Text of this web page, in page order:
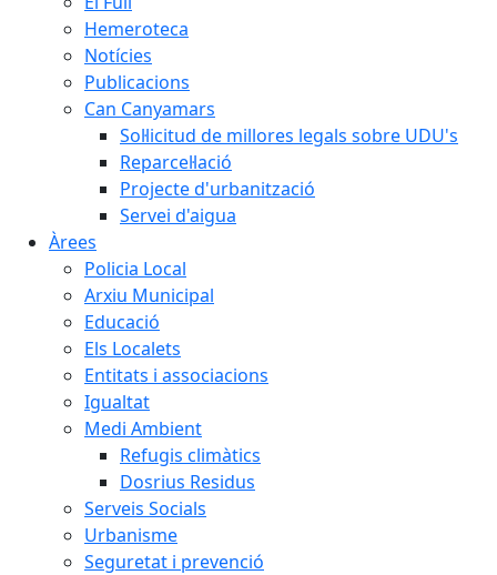
Hemeroteca
Notícies
Publicacions
Can Canyamars
Sol·licitud de millores legals sobre UDU's
Reparcel·lació
Projecte d'urbanització
Servei d'aigua
Àrees
Policia Local
Arxiu Municipal
Educació
Els Localets
Entitats i associacions
Igualtat
Medi Ambient
Refugis climàtics
Dosrius Residus
Serveis Socials
Urbanisme
Seguretat i prevenció